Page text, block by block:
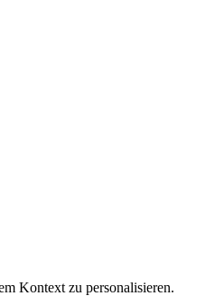
Kontext zu personalisieren.